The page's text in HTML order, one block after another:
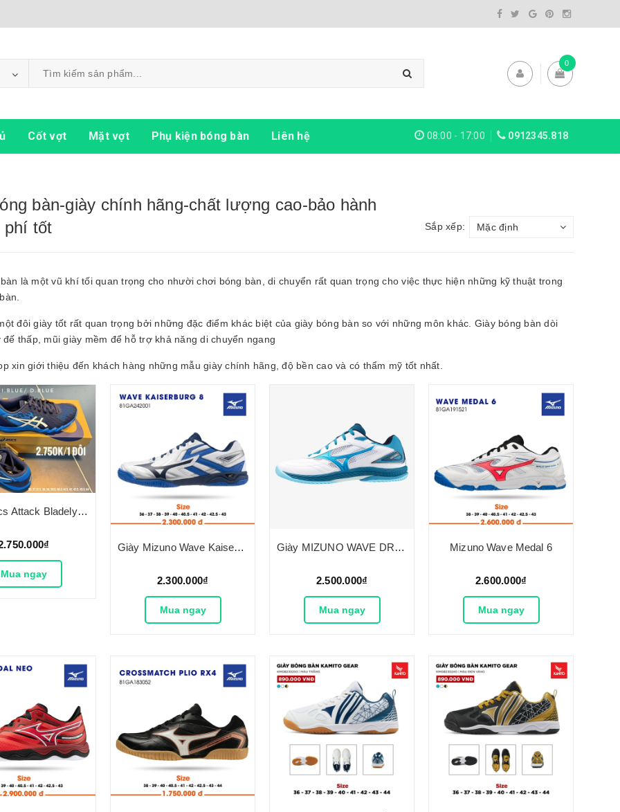
0
Cốt vợt Mặt vợt Phụ kiện bóng bàn Liên hệ 08:00 - 17:00 0912345.818
bàn-giày chính hãng-chất lượng cao-bảo hành
phí tốt
Sắp xếp: Mặc định
là một vũ khí tối quan trọng cho nhười chơi bóng bàn, di chuyển rất quan trọng cho việc thực hiện những kỹ thuật trong
đôi giày tốt rất quan trọng bởi những đặc điểm khác biệt của giày bóng bàn so với những môn khác. Giày bóng bàn dòi
đế thấp, mũi giày mềm để hỗ trợ khả năng di chuyển ngang
xin giới thiệu đến khách hàng những mẫu giày chính hãng, độ bền cao và có thẩm mỹ tốt nhất.
Giày Asics Attack Bladelyte 4 2025
Mua ngay
Giày Mizuno Wave Kaiserburg 8
2.300.000₫
Mua ngay
Giày MIZUNO WAVE DRIVE 9
2.500.000₫
Mua ngay
Mizuno Wave Medal 6
2.600.000₫
Mua ngay